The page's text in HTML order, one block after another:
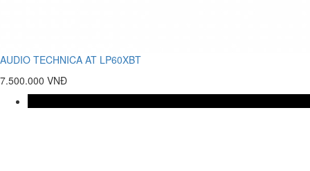
AUDIO TECHNICA AT LP60XBT
7.500.000 VNĐ